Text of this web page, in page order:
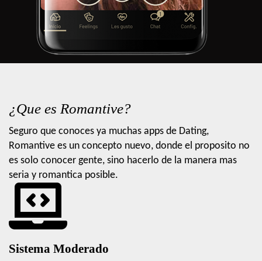
¿Que es Romantive?
Seguro que conoces ya muchas apps de Dating,
Romantive es un concepto nuevo, donde el proposito no
es solo conocer gente, sino hacerlo de la manera mas
seria y romantica posible.
Sistema Moderado